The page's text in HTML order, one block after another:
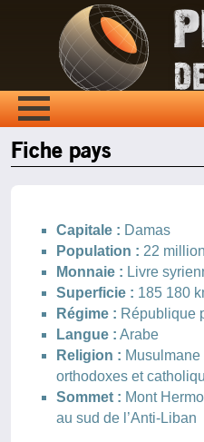
Fiche pays
Capitale : Damas
Population : 22
Monnaie : Livre
Superficie : 185 180
Régime : République
Langue : Arabe
Religion :
orthodoxes et
Sommet : Mont
au sud de l’Anti-Liban